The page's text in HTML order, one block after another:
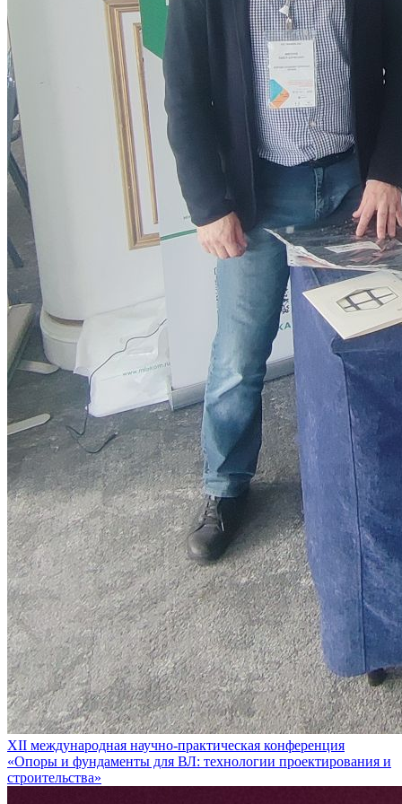
XII международная научно-практическая конференция
«Опоры и фундаменты для ВЛ: технологии проектирования и
строительства»